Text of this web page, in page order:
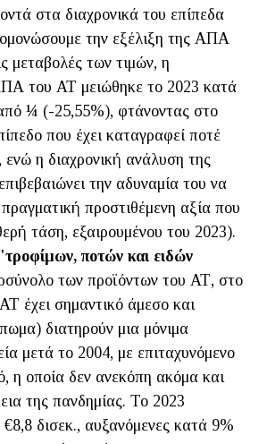
στα διαχρονικά του επίπεδα
την εξέλιξη της ΑΠΑ
μεταβολές των τιμών, η
του ΑΤ μειώθηκε το 2023 κατά
¼ (-25,55%), φτάνοντας στο
που έχει καταγραφεί ποτέ
η διαχρονική ανάλυση της
την αδυναμία του να
πραγματική προστιθέμενη αξία που
τάση, εξαιρουμένου του 2023).
ποτών και ειδών
των προϊόντων του ΑΤ, στο
έχει σημαντικό άμεσο και
διατηρούν μια μόνιμα
μετά το 2004, με επιταχυνόμενο
η οποία δεν ανεκόπη ακόμα και
της πανδημίας. Το 2023
δισεκ., αυξανόμενες κατά 9%